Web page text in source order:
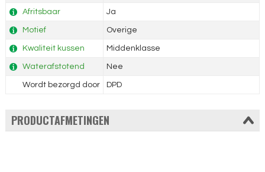
Afritsbaar Ja
Motief Overige
Kwaliteit kussen Middenklasse
Waterafstotend Nee
Wordt bezorgd door DPD
PRODUCTAFMETINGEN